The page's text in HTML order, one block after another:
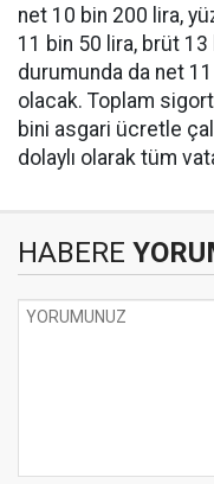
net 10 bin 200 lira,
11 bin 50 lira, brüt 13
durumunda da net
olacak. Toplam
bini asgari ücretle
dolaylı olarak tüm
HABERE